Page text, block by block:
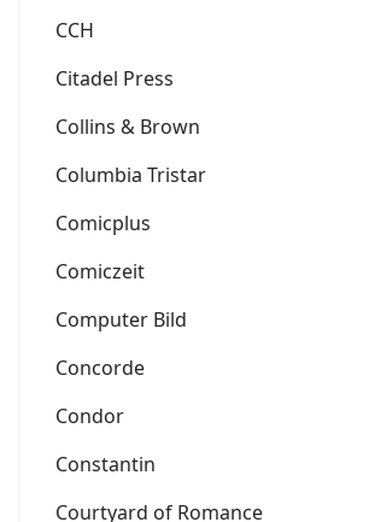
CCH
Citadel Press
Collins & Brown
Columbia Tristar
Comicplus
Comiczeit
Computer Bild
Concorde
Condor
Constantin
Courtyard of Romance